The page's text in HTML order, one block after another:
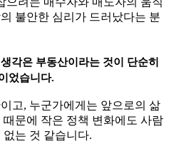
불안한 심리가 드러났다는 분
각은 부동산이라는 것이 단순히
었습니다.
고, 누군가에게는 앞으로의 삶
문에 작은 정책 변화에도 사람
는 것 같습니다.